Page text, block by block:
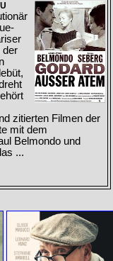
der
zitierten Filmen der
mit dem
Belmondo und
...